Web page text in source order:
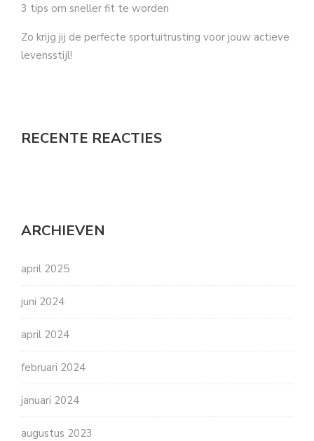
3 tips om sneller fit te worden
Zo krijg jij de perfecte sportuitrusting voor jouw actieve
levensstijl!
RECENTE REACTIES
ARCHIEVEN
april 2025
juni 2024
april 2024
februari 2024
januari 2024
augustus 2023